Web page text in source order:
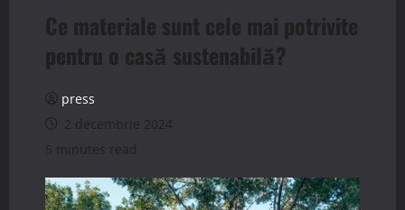
Ce materiale sunt cele mai potrivite
pentru o casă sustenabilă?
press
2 decembrie 2024
5 minutes read